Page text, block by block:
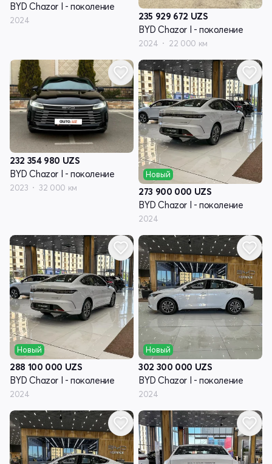
BYD Chazor I - поколение
2024 235 929 672 UZS
BYD Chazor I - поколение
2024 22 000 км
232 354 980 UZS
BYD Chazor I - поколение
2023 32 000 км
Новый
273 900 000 UZS
BYD Chazor I - поколение
2024
Новый
288 100 000 UZS
BYD Chazor I - поколение
2024
Новый
302 300 000 UZS
BYD Chazor I - поколение
2024